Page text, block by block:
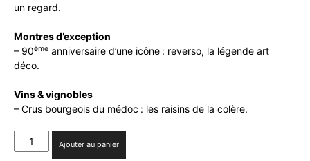
un regard.
Montres d’exception
– 90ème anniversaire d’une icône : reverso, la légende art
déco.
Vins & vignobles
– Crus bourgeois du médoc : les raisins de la colère.
quantité
de
Ajouter au panier